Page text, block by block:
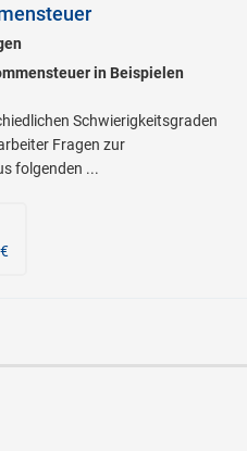
in Beispielen
Schwierigkeitsgraden
Fragen zur
folgenden ...